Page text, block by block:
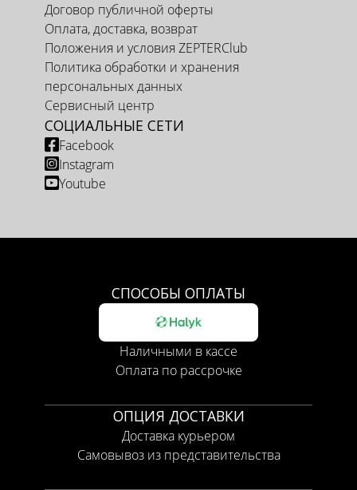
Договор публичной оферты
Оплата, доставка, возврат
Положения и условия ZEPTERClub
Политика обработки и хранения
персональных данных
Сервисный центр
СОЦИАЛЬНЫЕ СЕТИ
Facebook
Instagram
Youtube
СПОСОБЫ ОПЛАТЫ
Наличными в кассе
Оплата по рассрочке
ОПЦИЯ ДОСТАВКИ
Доставка курьером
Самовывоз из представительства